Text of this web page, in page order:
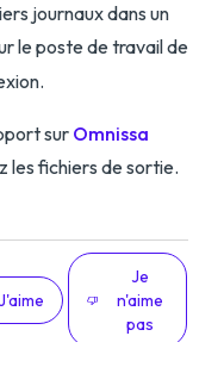
journaux dans un
le poste de travail de
sur Omnissa
les fichiers de sortie.
Je
n'aime
pas